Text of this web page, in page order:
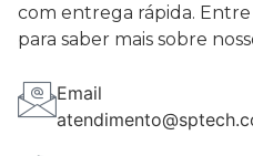
com entrega rápida.
para saber mais sobre
Email